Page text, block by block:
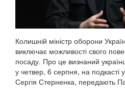
Колишній міністр оборони
виключає можливості свого
посаду. Про це визнаний
у четвер, 6 серпня, на подкасті
Сергія Стерненка, передають